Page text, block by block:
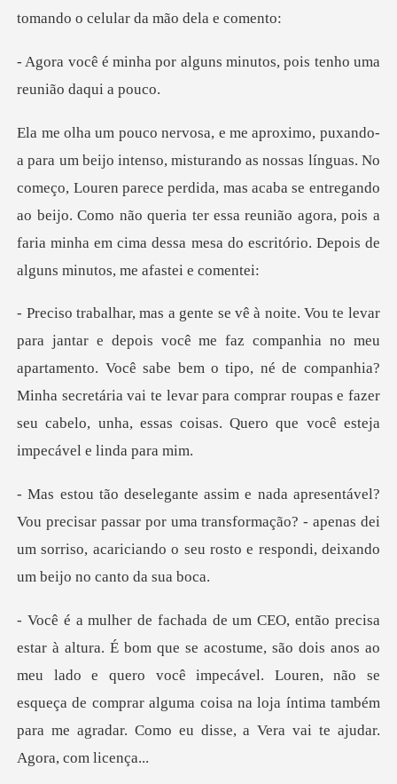
lguns minutos, pois tenho
s. No
começo, Louren parece perdida, mas acaba se entregando
ao beijo. Como não queria ter essa reunião a
hia no meu
apartamento. Você sabe bem o tipo, né de companhia?
Minha secretária vai te levar para co
r passar por uma transformação? - apenas dei
um sorriso, acarician
o dois anos ao
meu lado e quero você impecável. Louren, não se
esqueça de comprar alguma coisa